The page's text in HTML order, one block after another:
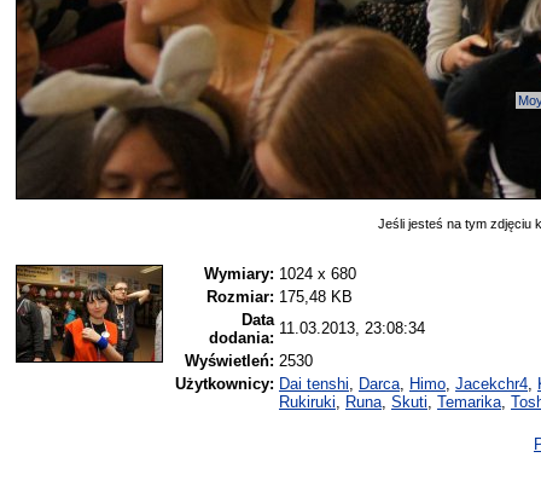
Jeśli jesteś na tym zdjęciu
Wymiary: 1024 x 680
Rozmiar: 175,48 KB
Data
dodania:
11.03.2013, 23:08:34
Wyświetleń: 2530
Użytkownicy: Dai tenshi Darca Himo Jacekchr4
Rukiruki
Runa Skuti Temarika